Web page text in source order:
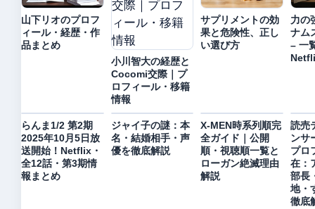
山下リオのプロフ
ィール・経歴・作
品まとめ
小川智大の経歴と
Cocomi交際｜プ
ロフィール・移籍
情報
サプリメントの効
果と危険性、正し
い選び方
力の
ナム
– 一
らんま1/2 第2期
2025年10月5日放
送開始！Netflix・
全12話・第3期情
報まとめ
ジャイ子の謎：本
名・結婚相手・声
優を徹底解説
X-MEN時系列順完
全ガイド｜公開
順・視聴順一覧と
ローガン絶滅理由
解説
読売
ンサ
プロ
在：
部長
地・
徹底